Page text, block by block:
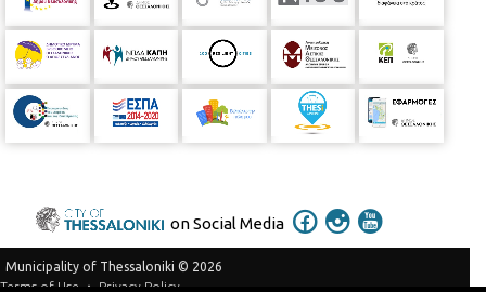
on Social Media
Municipality of Thessaloniki © 2026
Terms of Use
Privacy Policy